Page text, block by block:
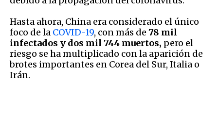
Hasta ahora, China era considerado el único
foco de la COVID-19, con más de 78 mil
infectados y dos mil 744 muertos, pero el
riesgo se ha multiplicado con la aparición de
brotes importantes en Corea del Sur, Italia o
Irán.